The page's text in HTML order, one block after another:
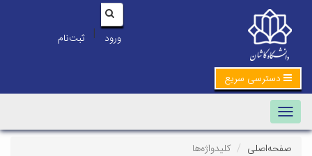
ورود | ثبت‌نام
دسترسی سریع
Toggle navigation
صفحه‌اصلی
کلیدواژه‌ها